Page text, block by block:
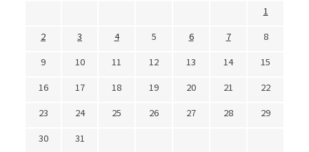
1
2
3 4 5 6 7
8
9
10 11 12 13 14
15
16
17 18 19 20 21
22
23
24 25 26 27 28
29
30
31